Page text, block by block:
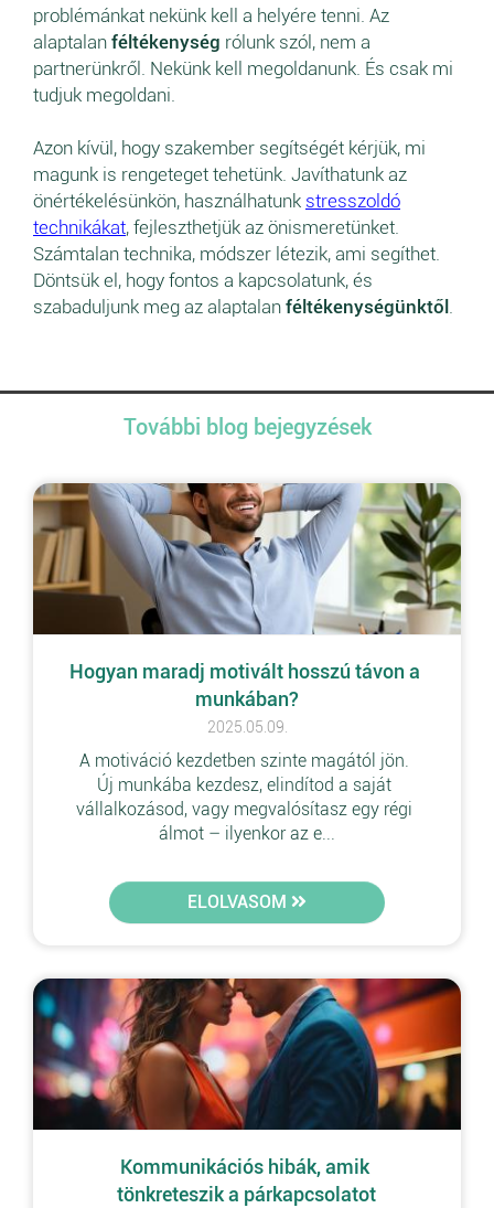
problémánkat nekünk kell a helyére tenni. Az
alaptalan féltékenység rólunk szól, nem a
partnerünkről. Nekünk kell megoldanunk. És csak mi
tudjuk megoldani.
Azon kívül, hogy szakember segítségét kérjük, mi
magunk is rengeteget tehetünk. Javíthatunk az
önértékelésünkön, használhatunk stresszoldó
technikákat, fejleszthetjük az önismeretünket.
Számtalan technika, módszer létezik, ami segíthet.
Döntsük el, hogy fontos a kapcsolatunk, és
szabaduljunk meg az alaptalan féltékenységünktől .
További blog bejegyzések
Hogyan maradj motivált hosszú távon a
munkában?
2025.05.09.
A motiváció kezdetben szinte magától jön.
Új munkába kezdesz, elindítod a saját
vállalkozásod, vagy megvalósítasz egy régi
álmot – ilyenkor az e...
ELOLVASOM
Kommunikációs hibák, amik
tönkreteszik a párkapcsolatot